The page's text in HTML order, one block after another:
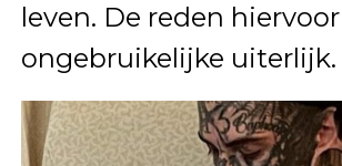
leven. De reden
ongebruikelijke uiterlijk.